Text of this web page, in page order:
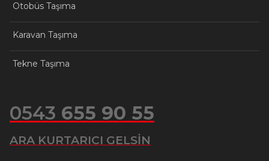
Otobüs Taşıma
Karavan Taşıma
Tekne Taşıma
0543 655 90 55
ARA KURTARICI GELSİN